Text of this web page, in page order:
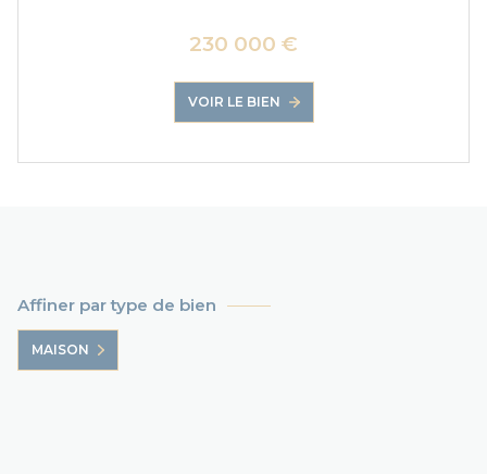
230 000 €
VOIR LE BIEN
Affiner par type de bien
MAISON